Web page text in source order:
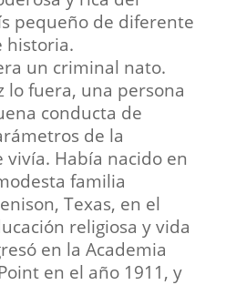
pequeño de diferente
historia.
un criminal nato.
lo fuera, una persona
conducta de
de la
vivía. Había nacido en
familia
Texas, en el
religiosa y vida
en la Academia
en el año 1911, y